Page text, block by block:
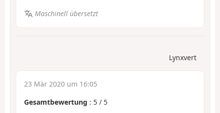
Maschinell übersetzt
Lynxvert
23 Mär 2020 um 16:05
Gesamtbewertung : 5 / 5